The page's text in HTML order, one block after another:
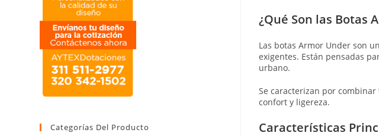
¿Qué Son las Botas
Las botas Armor Under son
exigentes. Están pensadas
urbano.
Se caracterizan por
confort y ligereza.
Características
Categorías Del Producto